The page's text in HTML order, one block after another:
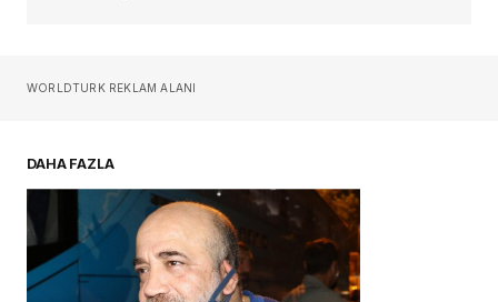
Sizin adınız*
Daha sonraki yorumlarımda kullanılması için
adım, e-posta adresim ve site adresim bu
tarayıcıya kaydedilsin.
WORLDTURK REKLAM ALANI
DAHA FAZLA